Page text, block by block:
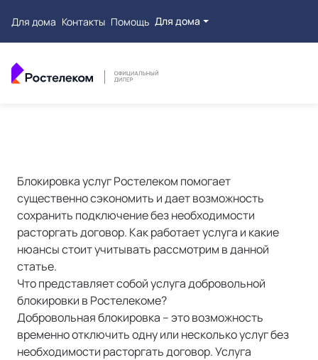
Для дома Контакты Помощь Для дома
Блокировка услуг Ростелеком помогает
существенно сэкономить и дает возможность
сохранить подключение без необходимости
расторгать договор. Как работает услуга и какие
нюансы стоит учитывать рассмотрим в данной
статье.
Что представляет собой услуга добровольной
блокировки в Ростелекоме?
Добровольная блокировка – это возможность
временно отключить одну или несколько услуг без
необходимости расторгать договор. Услуга